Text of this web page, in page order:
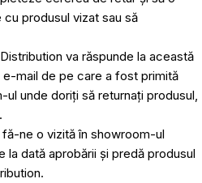
produsul vizat sau să
va răspunde la această
mail de pe care a fost primită
unde doriți să returnați produsul,
ne o vizită în showroom-ul
la dată aprobării și predă produsul